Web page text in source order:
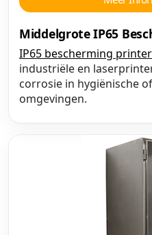
Middelgrote IP65
IP65 bescherming
industriële en
corrosie in hygiënische
omgevingen.